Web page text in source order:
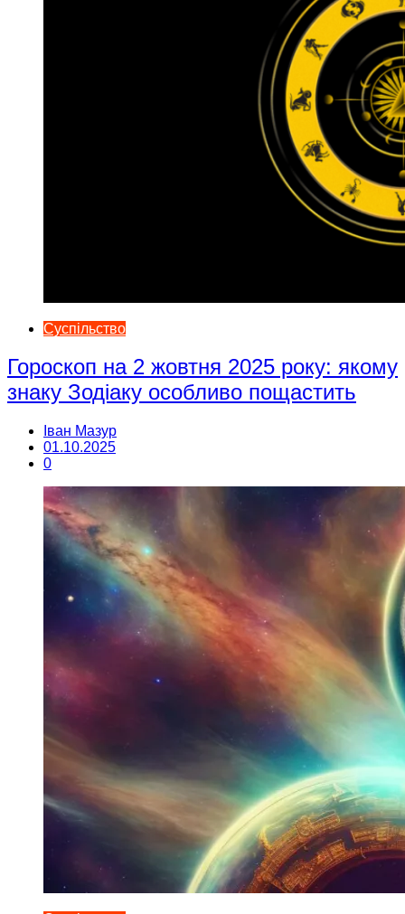
Суспільство
Гороскоп на 2 жовтня 2025 року: якому
знаку Зодіаку особливо пощастить
Іван Мазур
01.10.2025
0